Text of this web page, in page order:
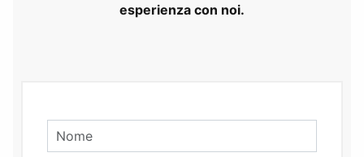
esperienza con noi.